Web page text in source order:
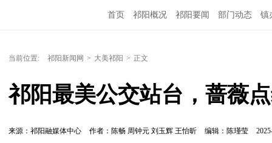
首页 祁阳概况 祁阳要闻 部门动态 镇
当前位置: 祁阳新闻网 > 大美祁阳 > 正文
祁阳最美公交站台，蔷薇
来源：祁阳融媒体中心 作者：陈畅 周钟元 刘玉辉 王怡昕 编辑：陈瑾莹